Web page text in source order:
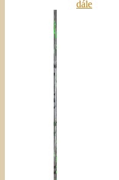
dále